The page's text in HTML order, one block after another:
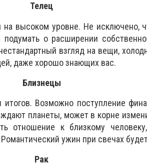
Телец
высоком уровне. Не исключено,
о расширении
взгляд на вещи,
даже хорошо знающих вас.
Близнецы
Возможно поступление
планеты, может в корне
отношение к близкому
ужин при свечах
Рак